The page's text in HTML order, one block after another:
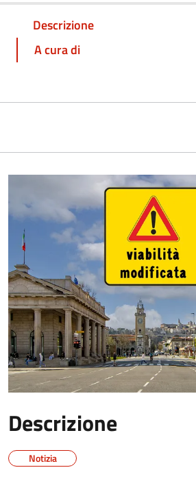
Descrizione
A cura di
Descrizione
Notizia